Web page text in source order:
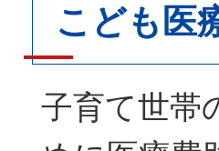
こども医
子育て世帯